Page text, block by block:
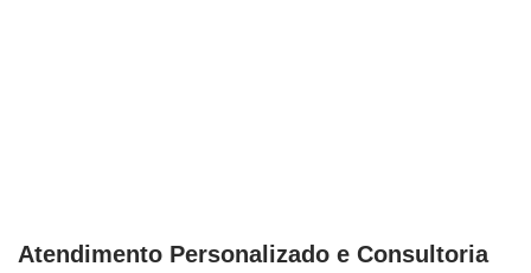
Atendimento Personalizado e Consultoria